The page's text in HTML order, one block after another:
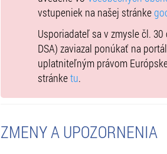
Po odohratí 30minút predstavenia sa
Vstup na koncert je povolený osobám
zachovania komfortu a nerušeného
Deti od 10 rokov – cena vstupenky je
ODPORÚČAME
– včasný príchod
– v prípade nepriaznivého počasia
povolené)
vstupeniek na našej stránke
Usporiadateľ sa v zmysle čl.
DSA) zaviazal ponúkať na
uplatniteľným právom
stránketu.
ZMENY A UPOZORNENIA